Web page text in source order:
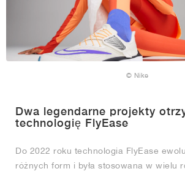
© Nike
Dwa legendarne projekty
technologię FlyEase
Do 2022 roku technologia FlyEase
różnych form i była stosowana w wielu